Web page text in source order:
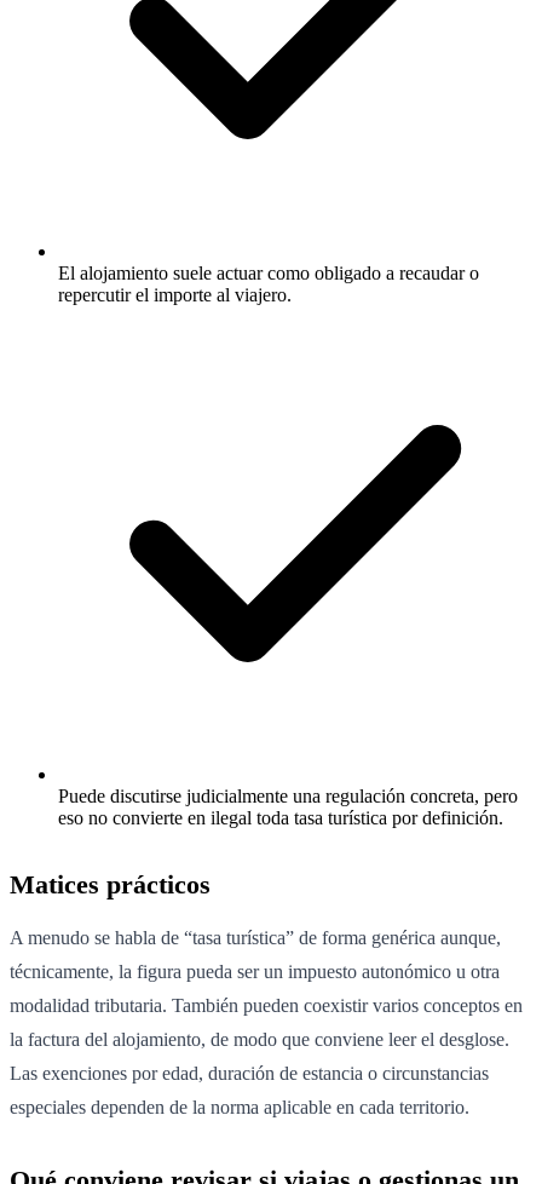
El alojamiento suele actuar como obligado a recaudar o
repercutir el importe al viajero.
Puede discutirse judicialmente una regulación concreta, pero
eso no convierte en ilegal toda tasa turística por definición.
Matices prácticos
A menudo se habla de “tasa turística” de forma genérica aunque,
técnicamente, la figura pueda ser un impuesto autonómico u otra
modalidad tributaria. También pueden coexistir varios conceptos en
la factura del alojamiento, de modo que conviene leer el desglose.
Las exenciones por edad, duración de estancia o circunstancias
especiales dependen de la norma aplicable en cada territorio.